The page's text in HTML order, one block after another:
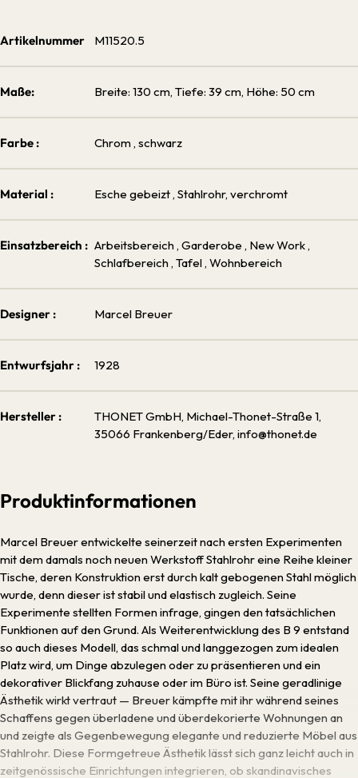
Artikelnummer M11520.5
Maße: Breite: 130 cm, Tiefe: 39 cm, Höhe: 50 cm
Farbe : Chrom , schwarz
Material : Esche gebeizt , Stahlrohr, verchromt
Einsatzbereich : Arbeitsbereich , Garderobe , New Work ,
Schlafbereich , Tafel , Wohnbereich
Designer : Marcel Breuer
Entwurfsjahr : 1928
Hersteller :
THONET GmbH, Michael-Thonet-Straße 1,
35066 Frankenberg/Eder, info@thonet.de
Produktinformationen
Marcel Breuer entwickelte seinerzeit nach ersten Experimenten
mit dem damals noch neuen Werkstoff Stahlrohr eine Reihe kleiner
Tische, deren Konstruktion erst durch kalt gebogenen Stahl möglich
wurde, denn dieser ist stabil und elastisch zugleich. Seine
Experimente stellten Formen infrage, gingen den tatsächlichen
Funktionen auf den Grund. Als Weiterentwicklung des B 9 entstand
so auch dieses Modell, das schmal und langgezogen zum idealen
Platz wird, um Dinge abzulegen oder zu präsentieren und ein
dekorativer Blickfang zuhause oder im Büro ist. Seine geradlinige
Ästhetik wirkt vertraut — Breuer kämpfte mit ihr während seines
Schaffens gegen überladene und überdekorierte Wohnungen an
und zeigte als Gegenbewegung elegante und reduzierte Möbel aus
Stahlrohr. Diese Formgetreue Ästhetik lässt sich ganz leicht auch in
zeitgenössische Einrichtungen integrieren, ob skandinavisches